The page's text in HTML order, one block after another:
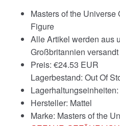
Masters of the
Figure
Alle Artikel werden aus
Großbritannien versandt
Preis: €24.53 EUR
Lagerbestand: Out Of
Hersteller: Mattel
Marke: Masters of the